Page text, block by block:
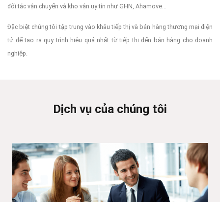
đối tác vận chuyển và kho vận uy tín như GHN, Ahamove...
Đặc biệt chúng tôi tập trung vào khâu tiếp thị và bán hàng thương mại điện
tử để tạo ra quy trình hiệu quả nhất từ tiếp thị đến bán hàng cho doanh
nghiệp.
Dịch vụ của chúng tôi